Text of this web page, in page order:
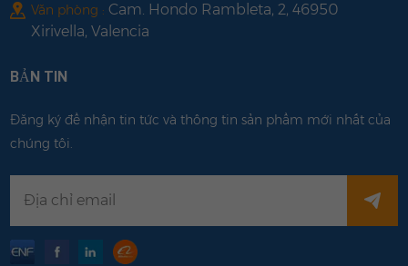
Văn phòng : Cam. Hondo Rambleta, 2, 46950
Xirivella, Valencia
BẢN TIN
Đăng ký để nhận tin tức và thông tin sản phẩm mới nhất của
chúng tôi.